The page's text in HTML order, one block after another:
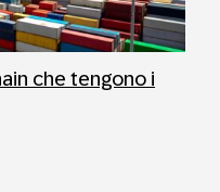
che tengono i